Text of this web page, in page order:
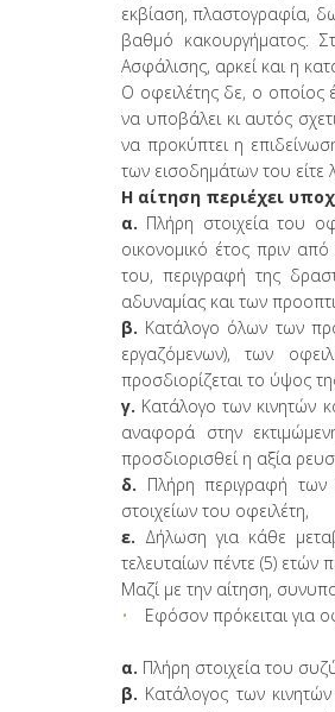
εκβίαση, πλαστογραφία,
βαθμό κακουργήματος.
Ασφάλισης, αρκεί και η
Ο οφειλέτης δε, ο οποίος
να υποβάλει κι αυτός
να προκύπτει η
των εισοδημάτων του
Η αίτηση περιέχει
α. Πλήρη στοιχεία του
οικονομικό έτος πριν
του, περιγραφή της
αδυναμίας και των
β. Κατάλογο όλων των
εργαζόμενων), των
προσδιορίζεται το ύψος
γ. Κατάλογο των κινητών
αναφορά στην
προσδιορισθεί η αξία
δ. Πλήρη περιγραφή των
στοιχείων του οφειλέτη,
ε. Δήλωση για κάθε
τελευταίων πέντε (5) ετών
Μαζί με την αίτηση,
Εφόσον πρόκειται για
α. Πλήρη στοιχεία του
β. Κατάλογος των